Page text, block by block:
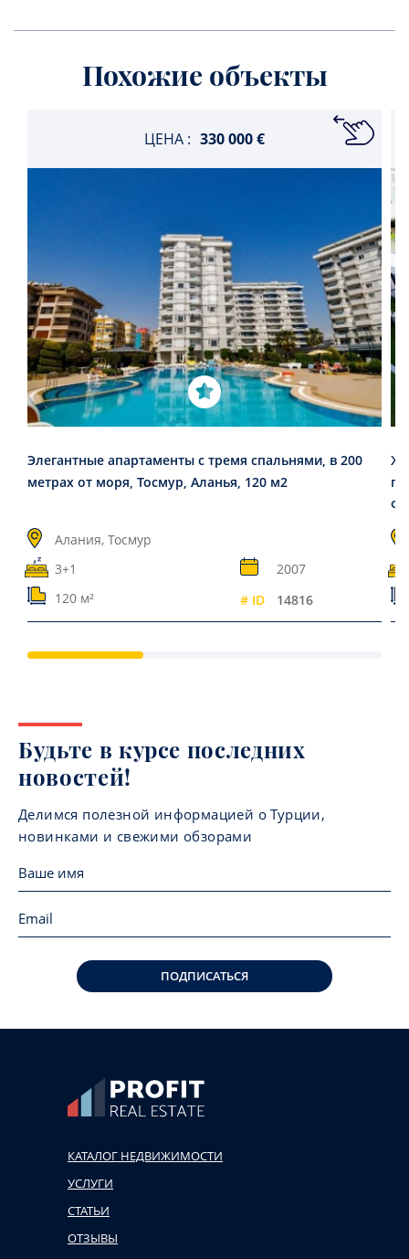
Похожие объекты
ЦЕНА : 330 000 €
Элегантные апартаменты с тремя спальнями, в 200
метрах от моря, Тосмур, Аланья, 120 м2
Алания, Тосмур
3+1
2007
120 м²
# ID 14816
Будьте в курсе последних
новостей!
Делимся полезной информацией о Турции,
новинками и свежими обзорами
ПОДПИСАТЬСЯ
КАТАЛОГ НЕДВИЖИМОСТИ
УСЛУГИ
СТАТЬИ
ОТЗЫВЫ